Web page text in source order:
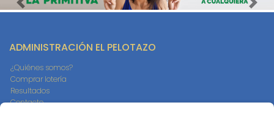
Imagen anterior
ADMINISTRACIÓN EL PELOTAZO
¿Quiénes somos?
Comprar lotería
Resultados
Contacto